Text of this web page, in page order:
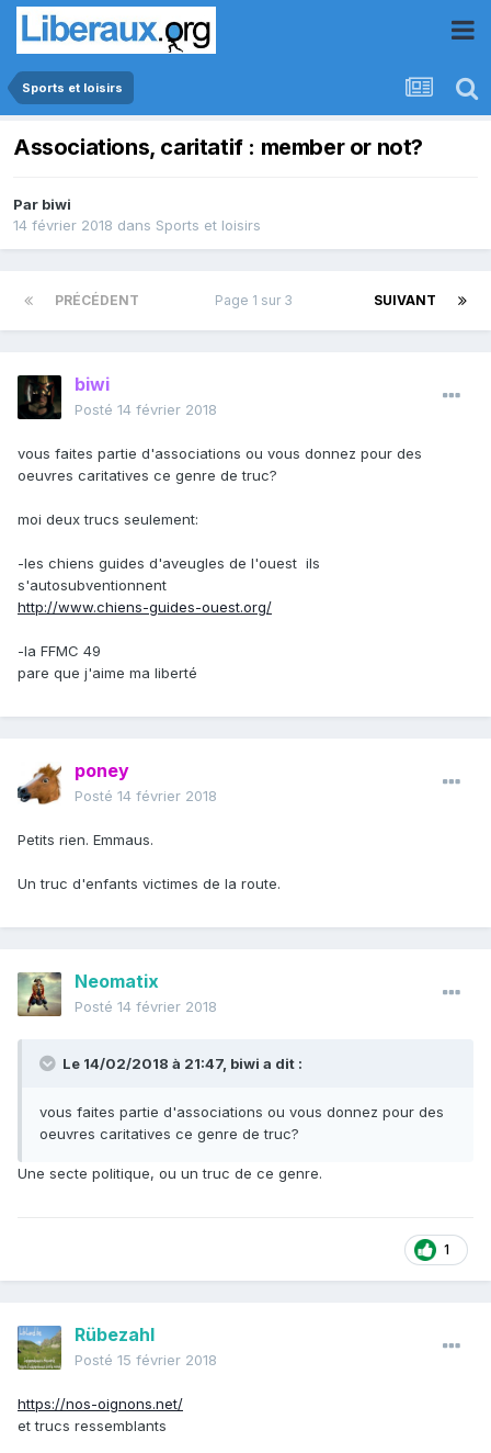
Sports et loisirs
Associations, caritatif : member or not?
Par biwi
14 février 2018 dans Sports et loisirs
PRÉCÉDENT SUIVANT
Page 1 sur 3
biwi
Posté 14 février 2018
vous faites partie d'associations ou vous donnez pour des
oeuvres caritatives ce genre de truc?
moi deux trucs seulement:
-les chiens guides d'aveugles de l'ouest ils
s'autosubventionnent
http://www.chiens-guides-ouest.org/
-la FFMC 49
pare que j'aime ma liberté
poney
Posté 14 février 2018
Petits rien. Emmaus.
Un truc d'enfants victimes de la route.
Neomatix
Posté 14 février 2018
Le 14/02/2018 à 21:47, biwi a dit :
vous faites partie d'associations ou vous donnez pour des
oeuvres caritatives ce genre de truc?
Une secte politique, ou un truc de ce genre.
1
Rübezahl
Posté 15 février 2018
https://nos-oignons.net/
et trucs ressemblants